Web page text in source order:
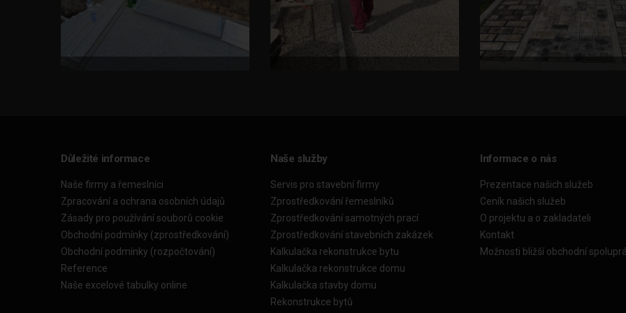
Důležité informace
Naše firmy a řemeslníci
Zpracování a ochrana osobních údajů
Zásady pro používání souborů cookie
Obchodní podmínky (zprostředkování)
Obchodní podmínky (rozpočtování)
Reference
Naše excelové tabulky online
Naše služby
Servis pro stavební firmy
Zprostředkování řemeslníků
Zprostředkování samotných prací
Zprostředkování stavebních zakázek
Kalkulačka rekonstrukce bytu
Kalkulačka rekonstrukce domu
Kalkulačka stavby domu
Rekonstrukce bytů
Informace o nás
Prezentace našich služeb
Ceník našich služeb
O projektu a o zakladateli
Kontakt
Možnosti bližší obchodní